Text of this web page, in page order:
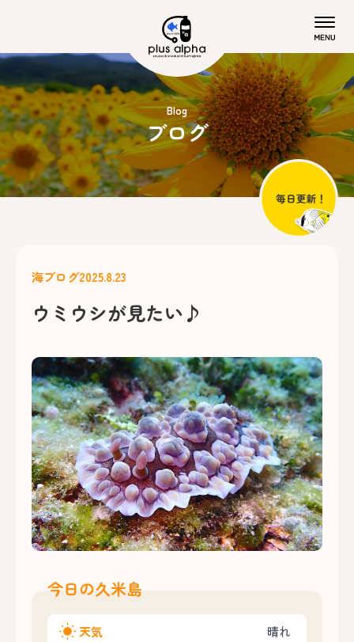
Blog
ブログ
海ブログ2025.8.23
ウミウシが見たい♪
今日の久米島
天気 晴れ